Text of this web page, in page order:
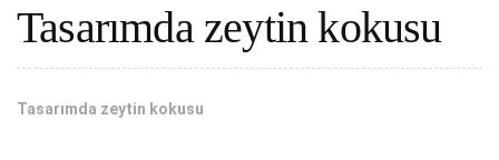
Tasarımda zeytin kokusu
Tasarımda zeytin kokusu